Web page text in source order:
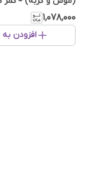
نخ پنبه، فانتزی و
۱٬۰۷۸٬۰۰۰
افزودن